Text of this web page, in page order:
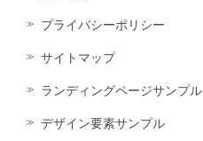
プライバシーポリシー
サイトマップ
ランディングページサンプル
デザイン要素サンプル